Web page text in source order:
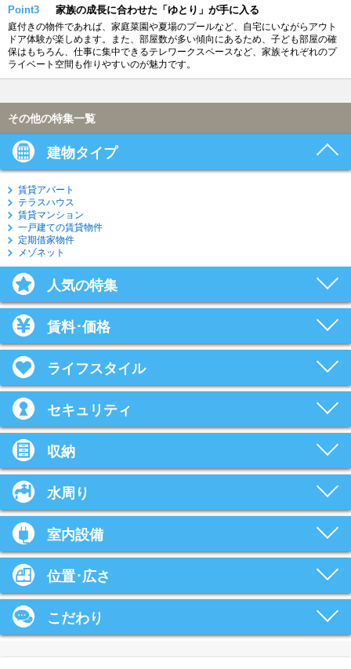
Point3 家族の成長に合わせた「ゆとり」が手に入る
庭付きの物件であれば、家庭菜園や夏場のプールなど、自宅にいながらアウト
ドア体験が楽しめます。また、部屋数が多い傾向にあるため、子ども部屋の確
保はもちろん、仕事に集中できるテレワークスペースなど、家族それぞれのプ
ライベート空間も作りやすいのが魅力です。
その他の特集一覧
建物タイプ
賃貸アパート
テラスハウス
賃貸マンション
一戸建ての賃貸物件
定期借家物件
メゾネット
人気の特集
賃料･価格
ライフスタイル
セキュリティ
収納
水周り
室内設備
位置･広さ
こだわり